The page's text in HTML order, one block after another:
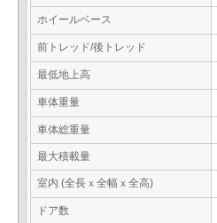
ホイールベース
前トレッド/後トレッド
最低地上高
車体重量
車体総重量
最大積載量
室内 (全長ｘ全幅ｘ全高)
ドア数